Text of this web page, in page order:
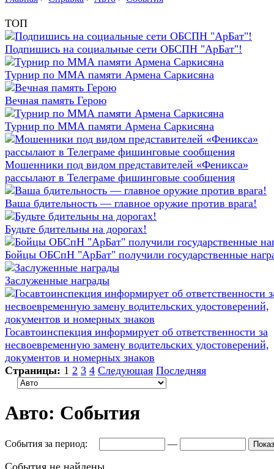
ТОП
Подпишись на социальные сети ОБСПН "АрБат"!
Турнир по ММА памяти Армена Саркисяна
Вечная память Герою
Турнир по ММА памяти Армена Саркисяна
Мошенники под видом представителей «Феникса»
рассылают в Телеграме фишинговые сообщения
Ваша бдительность — главное оружие против врага!
Будьте бдительны на дорогах!
Бойцы ОБСпН "АрБат" получили государственные
Заслуженные награды
Госавтоинспекция информирует об ответственности за
несвоевременную замену водительских удостоверений,
документов и номерных знаков
Страницы: 1 2 3 4 Следующая Последняя
Авто: События
События за период: —
События не найдены